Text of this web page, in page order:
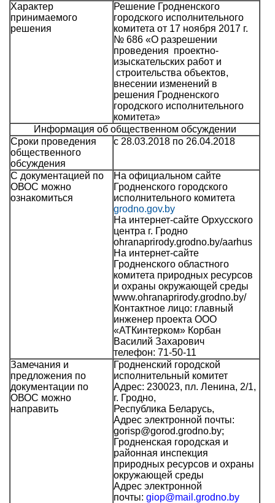
Характер
принимаемого
решения
Решение Гродненского
городского исполнительного
комитета от 17 ноября 2017 г.
№ 686 «О разрешении
проведения проектно-
изыскательских работ и
строительства объектов,
внесении изменений в
решения Гродненского
городского исполнительного
комитета»
Информация об общественном обсуждении
Сроки проведения
общественного
обсуждения
с 28.03.2018 по 26.04.2018
С документацией по
ОВОС можно
ознакомиться
На официальном сайте
Гродненского городского
исполнительного комитета
grodno.gov.by
На интернет-сайте Орхусского
центра г. Гродно
ohranaprirody.grodno.by/aarhus
На интернет-сайте
Гродненского областного
комитета природных ресурсов
и охраны окружающей среды
www.ohranaprirody.grodno.by/
Контактное лицо: главный
инженер проекта ООО
«АТКинтерком» Корбан
Василий Захарович
телефон: 71-50-11
Замечания и
предложения по
документации по
ОВОС можно
направить
Гродненский городской
исполнительный комитет
Адрес: 230023, пл. Ленина, 2/1,
г. Гродно,
Республика Беларусь,
Адрес электронной почты:
gorisp@gorod.grodno.by;
Гродненская городская и
районная инспекция
природных ресурсов и охраны
окружающей среды
Адрес электронной
почты: giop@mail.grodno.by